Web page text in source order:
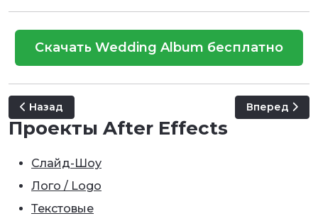
Скачать Wedding Album бесплатно
Предыдущий: Romantic Slideshow
Назад Следующий:
Вперед
Проекты After Effects
Слайд-Шоу
Лого / Logo
Текстовые